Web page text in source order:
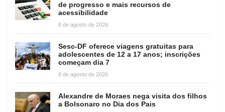
de progresso e mais recursos de
acessibilidade
8 de agosto de 2026
Sesc-DF oferece viagens gratuitas para
adolescentes de 12 a 17 anos; inscrições
começam dia 7
8 de agosto de 2026
Alexandre de Moraes nega visita dos filhos
a Bolsonaro no Dia dos Pais